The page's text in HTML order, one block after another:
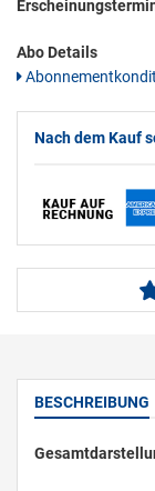
Abo Details
Nach dem Kauf
BESCHREIBUNG